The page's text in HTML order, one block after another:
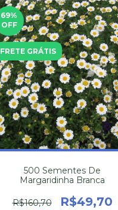
69%
OFF
FRETE GRÁTIS
500 Sementes De
Margaridinha Branca
R$160,70 R$49,70